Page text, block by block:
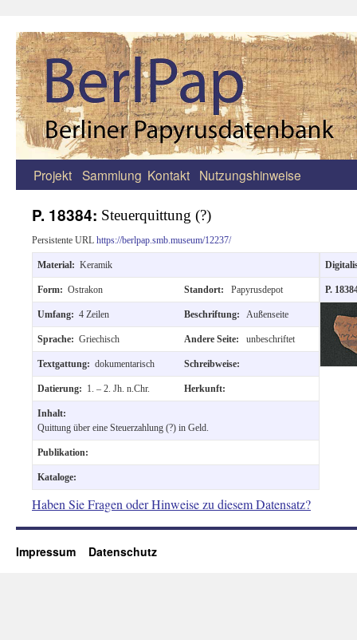
Zum
springen
Projekt Sammlung Kontakt Nutzungshinweise
P. 18384: Steuerquittung (?)
Persistente URL https://berlpap.smb.museum/12237/
Material: Keramik
Form: Ostrakon Standort: Papyrusdepot
Umfang: 4 Zeilen Beschriftung: Außenseite
Sprache: Griechisch Andere Seite: unbeschriftet
Textgattung: dokumentarisch Schreibweise:
Datierung: 1. – 2. Jh. n.Chr. Herkunft:
Inhalt:
Quittung über eine Steuerzahlung (?) in Geld.
Publikation:
Kataloge:
P.
Haben Sie Fragen oder Hinweise zu diesem Datensatz?
Impressum Datenschutz